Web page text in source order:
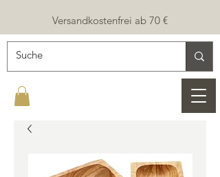
Versandkostenfrei ab 70 €